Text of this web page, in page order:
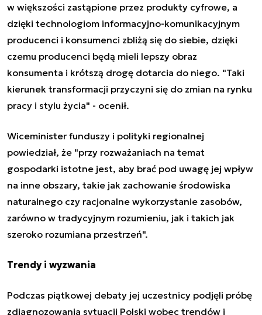
w większości zastąpione przez produkty cyfrowe, a
dzięki technologiom informacyjno-komunikacyjnym
producenci i konsumenci zbliżą się do siebie, dzięki
czemu producenci będą mieli lepszy obraz
konsumenta i krótszą drogę dotarcia do niego. "Taki
kierunek transformacji przyczyni się do zmian na rynku
pracy i stylu życia" - ocenił.
Wiceminister funduszy i polityki regionalnej
powiedział, że "przy rozważaniach na temat
gospodarki istotne jest, aby brać pod uwagę jej wpływ
na inne obszary, takie jak zachowanie środowiska
naturalnego czy racjonalne wykorzystanie zasobów,
zarówno w tradycyjnym rozumieniu, jak i takich jak
szeroko rozumiana przestrzeń".
Trendy i wyzwania
Podczas piątkowej debaty jej uczestnicy podjęli próbę
zdiagnozowania sytuacji Polski wobec trendów i